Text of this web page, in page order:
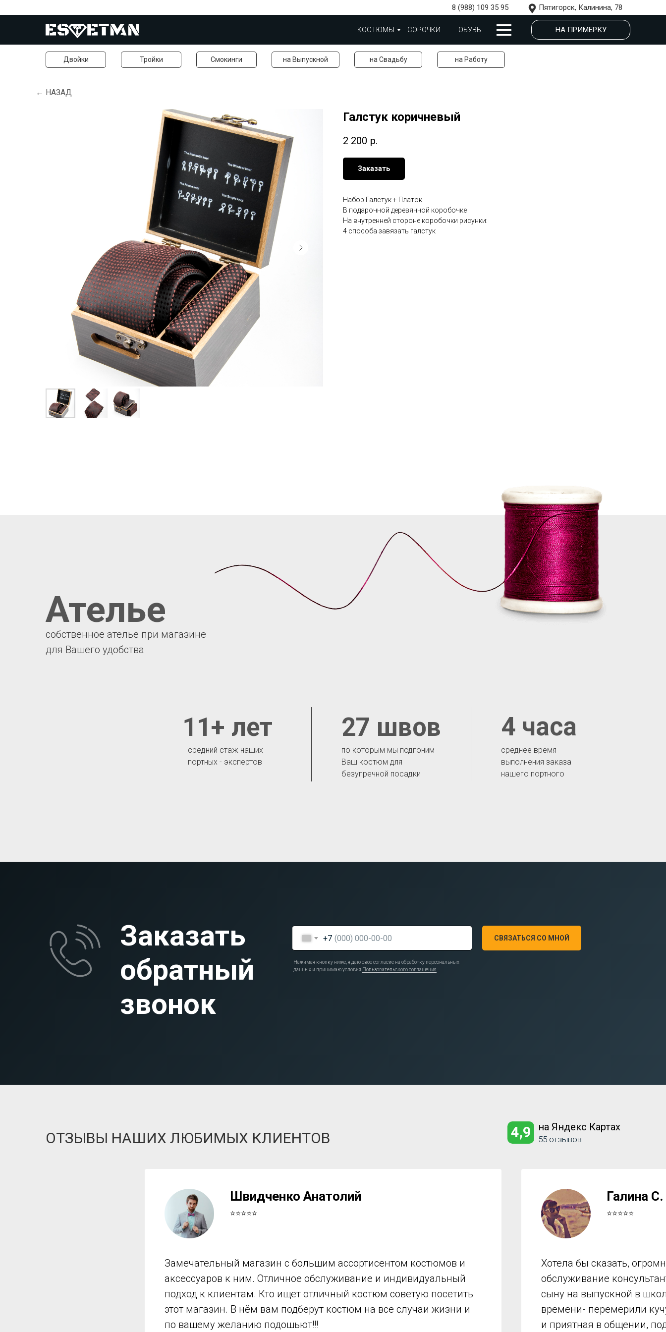
8 (988) 109 35 95 Пятигорск, Калинина, 78
КОСТЮМЫ СОРОЧКИ ОБУВЬ НА ПРИМЕРКУ
Двойки Тройки Смокинги на Выпускной на Свадьбу на Работу
← НАЗАД
Галстук коричневый
2 200 р.
Заказать
Набор Галстук + Платок
В подарочной деревянной коробочке
На внутренней стороне коробочки рисунки:
4 способа завязать галстук
среднее время
выполнения заказа
нашего портного
4 часа
по которым мы подгоним
Ваш костюм для
безупречной посадки
27 швов
средний стаж наших
портных - экспертов
11+ лет
Ателье
собственное ателье при магазине
для Вашего удобства
Заказать
обратный
звонок
+7 СВЯЗАТЬСЯ СО МНОЙ
Нажимая кнопку ниже, я даю свое согласие на обработку персональных
данных и принимаю условия Пользовательского соглашения
55 отзывов
на Яндекс Картах
4,9
ОТЗЫВЫ НАШИХ ЛЮБИМЫХ КЛИЕНТОВ
Швидченко Анатолий
⭐⭐⭐⭐⭐
Замечательный магазин с большим ассортисентом костюмов и
аксессуаров к ним. Отличное обслуживание и индивидуальный
подход к клиентам. Кто ищет отличный костюм советую посетить
этот магазин. В нём вам подберут костюм на все случаи жизни и
по вашему желанию подошьют!!!
Галина С.
⭐⭐⭐⭐⭐
Хотела бы сказать,
обслуживание
сыну на выпускной в
времени- перемерили
и приятная в общении,